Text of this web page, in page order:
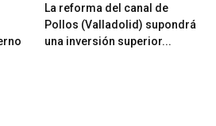
La reforma del canal de
Pollos (Valladolid) supondrá
una inversión superior...